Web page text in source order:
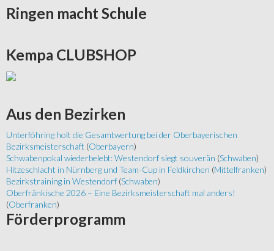
Ringen macht Schule
Kempa CLUBSHOP
Aus den Bezirken
Unterföhring holt die Gesamtwertung bei der Oberbayerischen
Bezirksmeisterschaft (Oberbayern)
Schwabenpokal wiederbelebt: Westendorf siegt souverän (Schwaben)
Hitzeschlacht in Nürnberg und Team-Cup in Feldkirchen (Mittelfranken)
Bezirkstraining in Westendorf (Schwaben)
Oberfränkische 2026 – Eine Bezirksmeisterschaft mal anders!
(Oberfranken)
Förderprogramm